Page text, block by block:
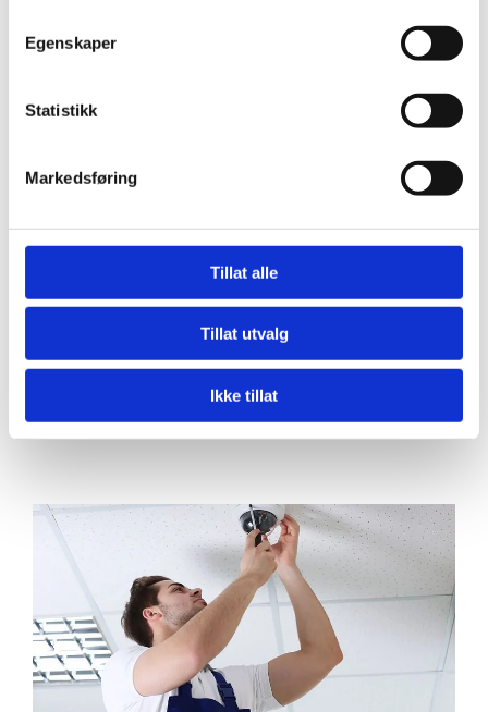
Egenskaper
Statistikk
Markedsføring
Tillat alle
Tillat utvalg
Ikke tillat
Prosjektering
Prosjektering av sikkerhetsløsninger for fysisk og
elektronisk sikring samt integrerte løsninger.
Prosjekteringen er kvalitetsikret og dokumentert
i henhold til gjeldene regler